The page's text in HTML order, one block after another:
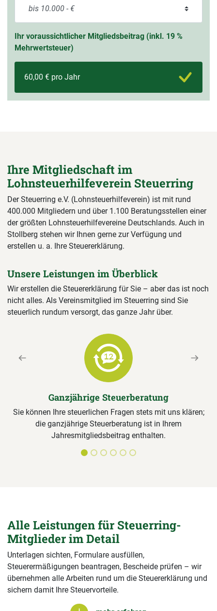
Ihr voraussichtlicher Mitgliedsbeitrag (inkl. 19 %
Mehrwertsteuer)
60,00 € pro Jahr
Ihre Mitgliedschaft im
Lohnsteuerhilfeverein Steuerring
Der Steuerring e.V. (Lohnsteuerhilfeverein) ist mit rund
400.000 Mitgliedern und über 1.100 Beratungsstellen einer
der größten Lohnsteuerhilfevereine Deutschlands. Auch in
Stollberg stehen wir Ihnen gerne zur Verfügung und
erstellen u. a. Ihre Steuererklärung.
Unsere Leistungen im Überblick
Wir erstellen die Steuererklärung für Sie – aber das ist noch
nicht alles. Als Vereinsmitglied im Steuerring sind Sie
steuerlich rundum versorgt, das ganze Jahr über.
Ganzjährige Steuerberatung
Sie können Ihre steuerlichen Fragen stets mit uns klären;
die ganzjährige Steuerberatung ist in Ihrem
Jahresmitgliedsbeitrag enthalten.
Previous Next
Alle Leistungen für Steuerring-
Mitglieder im Detail
Unterlagen sichten, Formulare ausfüllen,
Steuerermäßigungen beantragen, Bescheide prüfen – wir
übernehmen alle Arbeiten rund um die Steuererklärung und
sichern damit Ihre Steuervorteile.